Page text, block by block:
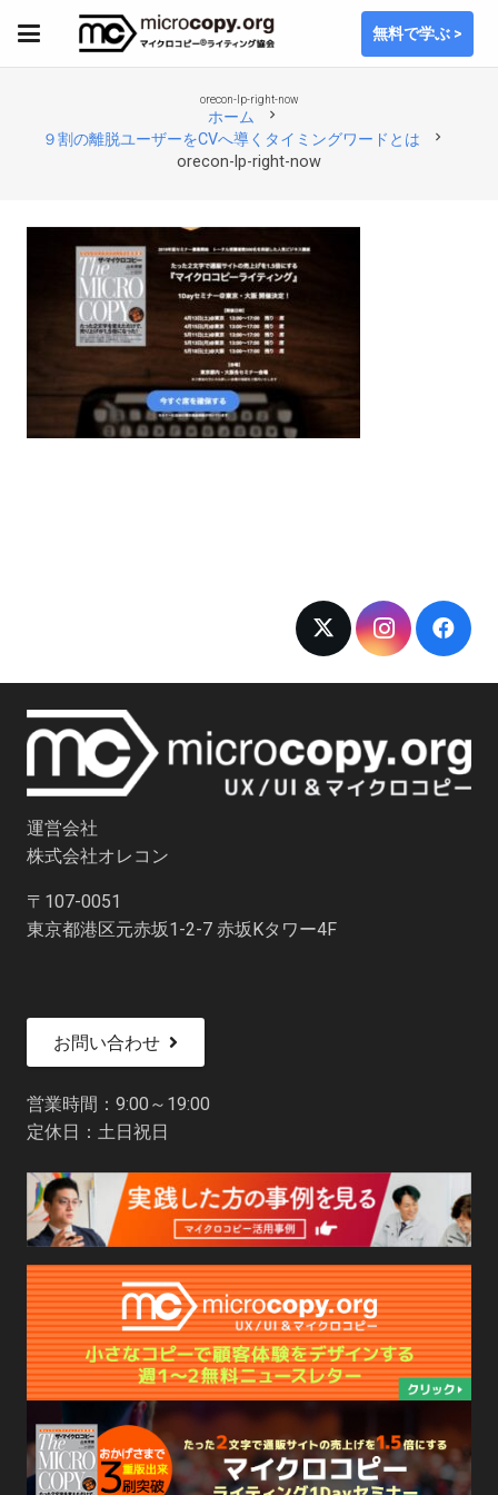
無料で学ぶ >
orecon-lp-right-now
ホーム chevron_right
９割の離脱ユーザーをCVへ導くタイミングワードとは chevron_right
orecon-lp-right-now
運営会社
株式会社オレコン
〒107-0051
東京都港区元赤坂1-2-7 赤坂Kタワー4F
お問い合わせ
営業時間：9:00～19:00
定休日：土日祝日